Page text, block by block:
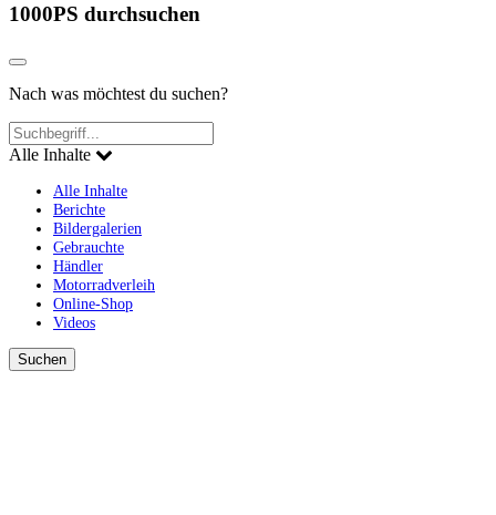
1000PS durchsuchen
Nach was möchtest du suchen?
Alle Inhalte
Alle Inhalte
Berichte
Bildergalerien
Gebrauchte
Händler
Motorradverleih
Online-Shop
Videos
Suchen